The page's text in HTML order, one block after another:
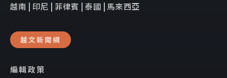
越南 | 印尼 | 菲律賓 | 泰國 | 馬來西亞
越文新聞網
編輯政策